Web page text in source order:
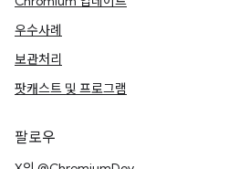
우수사례
보관처리
팟캐스트 및 프로그램
팔로우